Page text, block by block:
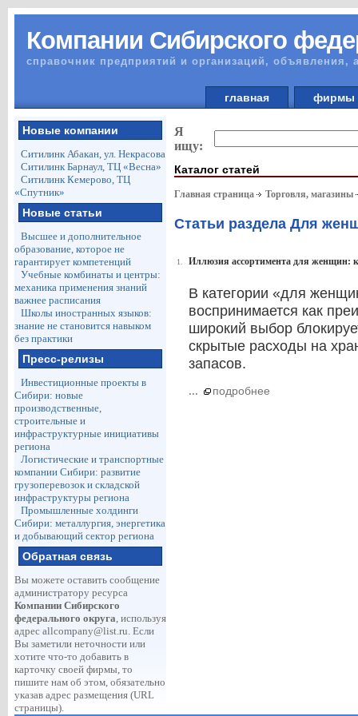
Компании Сибирского
справочник предприятий и организаций, объявления,
главная
Новые компании
Ситилинк Абакан, ул. Некрасова
Ситилинк Барнаул, ТЦ «Весна»
Ситилинк Кемерово, ТЦ
«Спутник»
Новые статьи
Высшее и дополнительное
образование, которое не
гарантирует компетенций
Учебные комбинаты и центры:
механика применения знаний
важнее расписания
Школы иностранных языков:
знание не становится навыком
без практики
Пресс-релизы
Инвестиционные проекты в
Сибири: новые
производственные,
строительные и
инфраструктурные инициативы
региона
Логистические и транспортные
компании Сибири: развитие
грузоперевозок и складской
инфраструктуры региона
Промышленные холдинги
Сибири: металлургия, энергетика
и добывающий сектор региона
Обратная связь
Вы можете оставить сообщение
администратору ресурса
Компании Сибирского
федерального округа, используя
адрес allcompany@list.ru. Если
Вы заметили неточности или
хотите что-то добавить в
карточку своей фирмы, то
пишите нам об этом, обязательно
указав адрес размещения (URL
страницы).
Я
ищу:
Каталог статей
Главная страница Торговля, магазины
Статьи раздела Для
1. Иллюзия ассортимента для женщин:
В категории «для
воспринимается как
широкий выбор
скрытые расходы на
запасов.
... подробнее